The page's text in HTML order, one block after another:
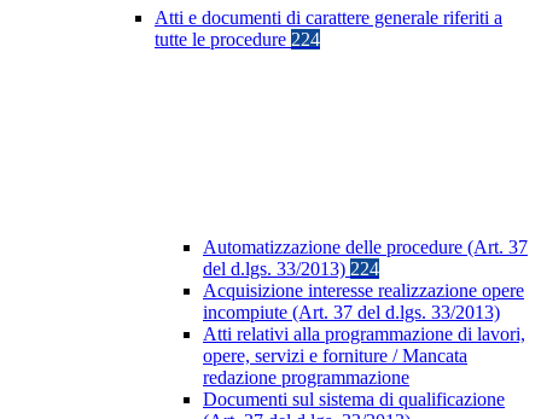
Atti e documenti di carattere generale riferiti a
tutte le procedure 224
Automatizzazione delle procedure (Art. 37
del d.lgs. 33/2013) 224
Acquisizione interesse realizzazione opere
incompiute (Art. 37 del d.lgs. 33/2013)
Atti relativi alla programmazione di lavori,
opere, servizi e forniture / Mancata
redazione programmazione
Documenti sul sistema di qualificazione